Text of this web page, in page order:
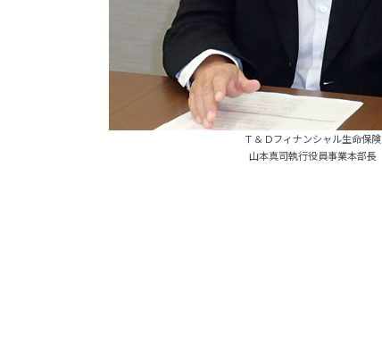
Ｔ＆Ｄフィナンシャル生命保険
山本真司執行役員事業本部長